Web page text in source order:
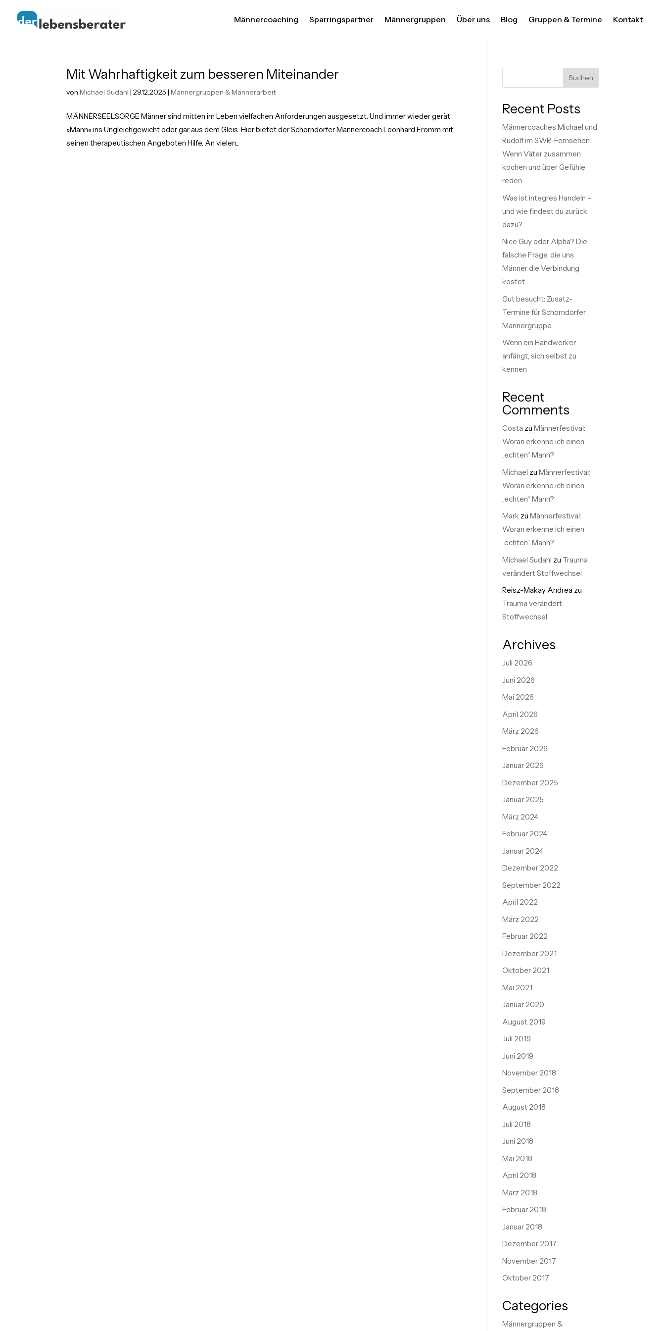
Männercoaching Sparringspartner Männergruppen Über uns Blog Gruppen & Termine Kontakt
Mit Wahrhaftigkeit zum besseren Miteinander
vonMichael Sudahl |29.12.2025 |Männergruppen & Männerarbeit
MÄNNERSEELSORGE Männer sind mitten im Leben vielfachen Anforderungen ausgesetzt. Und immer wieder gerät
»Mann« ins Ungleichgewicht oder gar aus dem Gleis. Hier bietet der Schorndorfer Männercoach Leonhard Fromm mit
seinen therapeutischen Angeboten Hilfe. An vielen...
Suchen
Recent Posts
Männercoaches Michael und
Rudolf im SWR-Fernsehen:
Wenn Väter zusammen
kochen und über Gefühle
reden
Was ist integres Handeln –
und wie findest du zurück
dazu?
Nice Guy oder Alpha? Die
falsche Frage, die uns
Männer die Verbindung
kostet
Gut besucht: Zusatz-
Termine für Schorndorfer
Männergruppe
Wenn ein Handwerker
anfängt, sich selbst zu
kennen
Recent
Comments
Costa zuMännerfestival:
Woran erkenne ich einen
„echten“ Mann?
Michael zuMännerfestival:
Woran erkenne ich einen
„echten“ Mann?
Mark zuMännerfestival:
Woran erkenne ich einen
„echten“ Mann?
Michael Sudahl zu Trauma
verändert Stoffwechsel
Reisz-Makay Andrea zu
Trauma verändert
Stoffwechsel
Archives
Juli 2026
Juni 2026
Mai 2026
April 2026
März 2026
Februar 2026
Januar 2026
Dezember 2025
Januar 2025
März 2024
Februar 2024
Januar 2024
Dezember 2022
September 2022
April 2022
März 2022
Februar 2022
Dezember 2021
Oktober 2021
Mai 2021
Januar 2020
August 2019
Juli 2019
Juni 2019
November 2018
September 2018
August 2018
Juli 2018
Juni 2018
Mai 2018
April 2018
März 2018
Februar 2018
Januar 2018
Dezember 2017
November 2017
Oktober 2017
Categories
Männergruppen &